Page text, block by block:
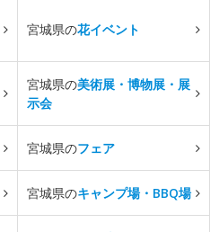
宮城県の花イベント
宮城県の美術展・博物展・展
示会
宮城県のフェア
宮城県のキャンプ場・BBQ場